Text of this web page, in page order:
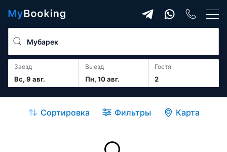
Заезд
Вс, 9 авг.
Выезд
Пн, 10 авг. 2
гостя
Сортировка Фильтры Карта